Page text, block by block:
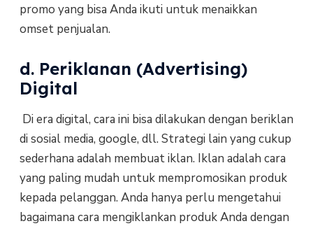
promo yang bisa Anda ikuti untuk menaikkan
omset penjualan.
d. Periklanan (Advertising)
Digital
Di era digital, cara ini bisa dilakukan dengan beriklan
di sosial media, google, dll. Strategi lain yang cukup
sederhana adalah membuat iklan. Iklan adalah cara
yang paling mudah untuk mempromosikan produk
kepada pelanggan. Anda hanya perlu mengetahui
bagaimana cara mengiklankan produk Anda dengan